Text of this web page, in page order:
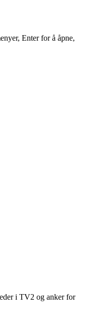
Enter for å åpne,
i TV2 og anker for